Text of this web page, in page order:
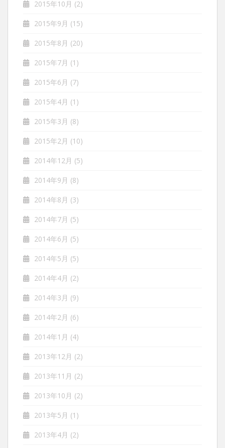
2015年10月 (2)
2015年9月 (15)
2015年8月 (20)
2015年7月 (1)
2015年6月 (7)
2015年4月 (1)
2015年3月 (8)
2015年2月 (10)
2014年12月 (5)
2014年9月 (8)
2014年8月 (3)
2014年7月 (5)
2014年6月 (5)
2014年5月 (5)
2014年4月 (2)
2014年3月 (9)
2014年2月 (6)
2014年1月 (4)
2013年12月 (2)
2013年11月 (2)
2013年10月 (2)
2013年5月 (1)
2013年4月 (2)